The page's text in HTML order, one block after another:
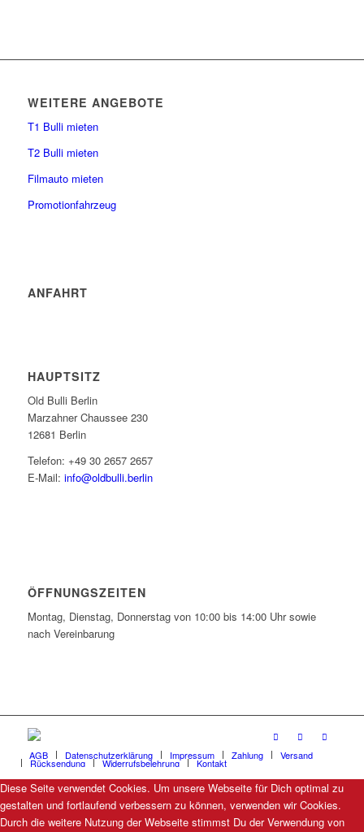
WEITERE ANGEBOTE
T1 Bulli mieten
T2 Bulli mieten
Filmauto mieten
Promotionfahrzeug
ANFAHRT
HAUPTSITZ
Old Bulli Berlin
Marzahner Chaussee 230
12681 Berlin
Telefon: +49 30 2657 2657
E-Mail: info@oldbulli.berlin
ÖFFNUNGSZEITEN
Montag, Dienstag, Donnerstag von 10:00 bis 14:00 Uhr sowie
nach Vereinbarung
AGB Datenschutzerklärung Impressum Zahlung Versand
Rücksendung Widerrufsbelehrung Kontakt
Diese Seite verwendet Cookies. Um unsere Webseite für Dich optimal zu
gestalten und fortlaufend verbessern zu können, verwenden wir Cookies.
Durch die weitere Nutzung der Webseite stimmst Du der Verwendung von